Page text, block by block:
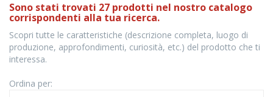
Sono stati trovati 27 prodotti nel nostro catalogo
corrispondenti alla tua ricerca.
Scopri tutte le caratteristiche (descrizione completa, luogo di
produzione, approfondimenti, curiosità, etc.) del prodotto che ti
interessa.
Ordina per: